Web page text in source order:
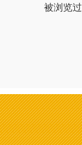
被浏览